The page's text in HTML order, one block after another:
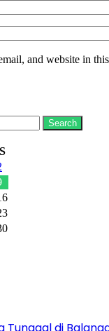
and website in
S